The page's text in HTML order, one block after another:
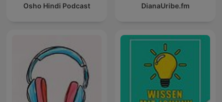
DianaUribe.fm
Osho Hindi Podcast